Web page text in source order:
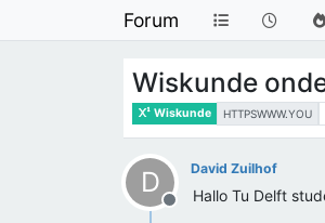
Forum
Wiskunde
Wiskunde HTTPSWWW.YOU
D
Offline
David Zuilhof
Hallo Tu Delft